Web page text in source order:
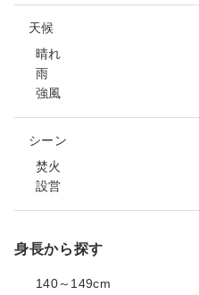
天候
晴れ
雨
強風
シーン
焚火
設営
身長から探す
140～149cm